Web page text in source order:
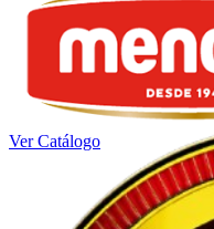
Ver Catálogo